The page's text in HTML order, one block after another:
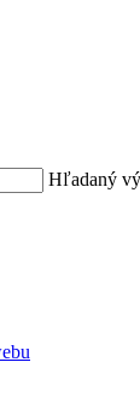
Hľadaný